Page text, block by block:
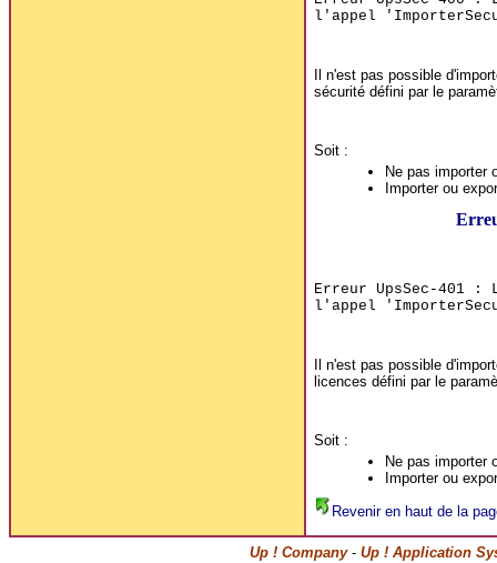
l'appel
Il n'est pas possible
sécurité défini par le
Soit :
Ne pas importer
Importer ou
Erreur UpsSec-401
l'appel
Il n'est pas possible
licences défini par le
Soit :
Ne pas importer
Importer ou
Revenir en haut de la
Up ! Company- Up ! Application